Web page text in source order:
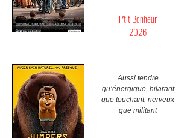
P'tit Bonheur
2026
Aussi tendre
qu’énergique, hilarant
que touchant, nerveux
que militant